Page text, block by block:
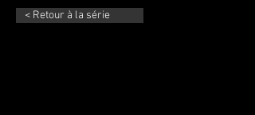
< Retour à la série